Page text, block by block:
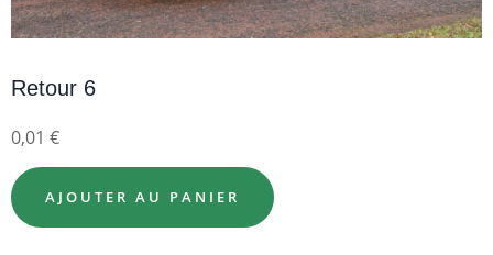
Retour 6
0,01 €
AJOUTER AU PANIER